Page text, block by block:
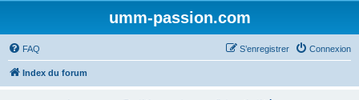
umm-passion.com
FAQ Connexion
S’enregistrer
Index du forum